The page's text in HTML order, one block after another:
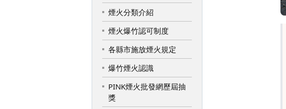
煙火分類介紹
煙火爆竹認可制度
各縣市施放煙火規定
爆竹煙火認識
PINK煙火批發網歷屆抽
獎